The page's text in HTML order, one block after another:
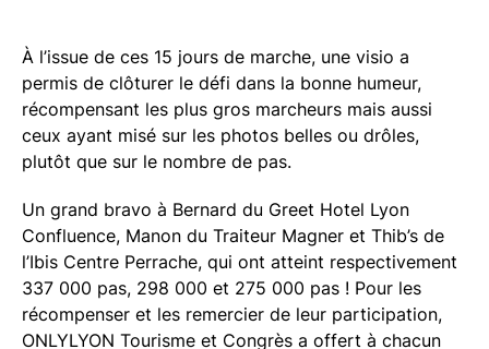
À l’issue de ces 15 jours de marche, une visio a
permis de clôturer le défi dans la bonne humeur,
récompensant les plus gros marcheurs mais aussi
ceux ayant misé sur les photos belles ou drôles,
plutôt que sur le nombre de pas.
Un grand bravo à Bernard du Greet Hotel Lyon
Confluence, Manon du Traiteur Magner et Thib’s de
l’Ibis Centre Perrache, qui ont atteint respectivement
337 000 pas, 298 000 et 275 000 pas ! Pour les
récompenser et les remercier de leur participation,
ONLYLYON Tourisme et Congrès a offert à chacun